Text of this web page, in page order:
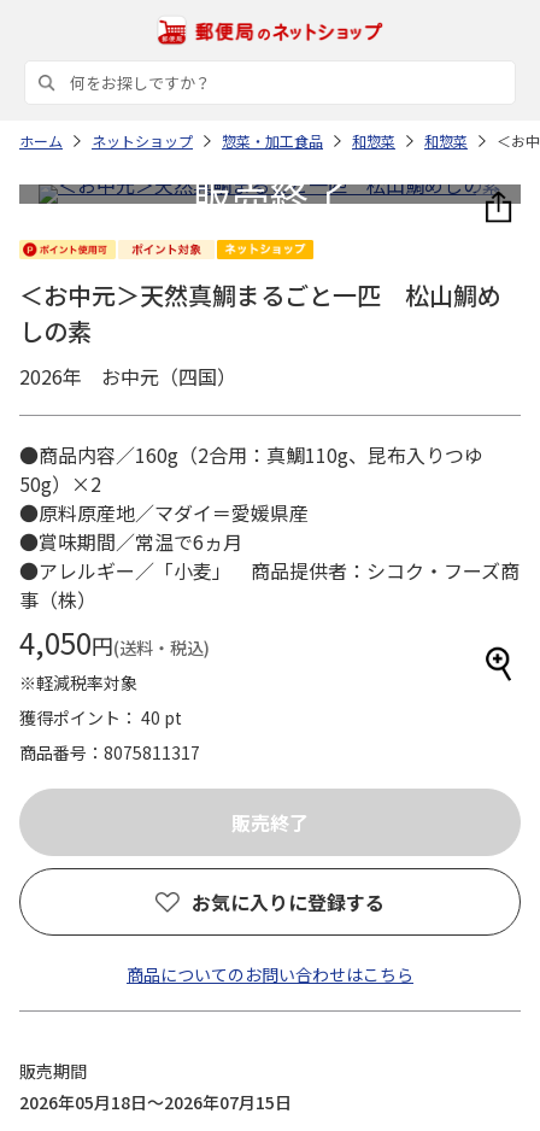
ホーム ネットショップ 惣菜・加工食品 和惣菜 和惣菜 ＜お
＜お中元＞天然真鯛まるごと一匹 松山鯛め
しの素
2026年 お中元（四国）
●商品内容／160g（2合用：真鯛110g、昆布入りつゆ
50g）×2
●原料原産地／マダイ＝愛媛県産
●賞味期間／常温で6ヵ月
●アレルギー／「小麦」 商品提供者：シコク・フーズ商
事（株）
4,050円(送料・税込)
※軽減税率対象
獲得ポイント： 40 pt
商品番号
8075811317
お気に入りに登録する
商品についてのお問い合わせはこちら
販売期間
2026年05月18日～2026年07月15日